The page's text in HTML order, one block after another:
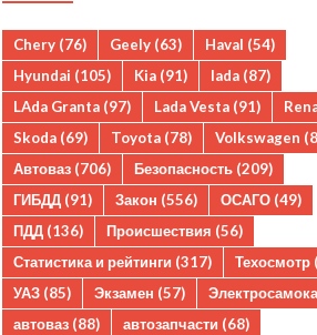
Chery (76) Geely (63) Haval (54)
Hyundai (105) Kia (91) lada (87)
LAda Granta (97) Lada Vesta (91)
Skoda (69) Toyota (78) Volkswagen
Автоваз (706) Безопасность (209)
ГИБДД (91) Закон (556) ОСАГО (49)
ПДД (136) Происшествия (56)
Статистика и рейтинги (317) Техосмотр
УАЗ (85) Экзамен (57)
автоваз (88) автозапчасти (68)